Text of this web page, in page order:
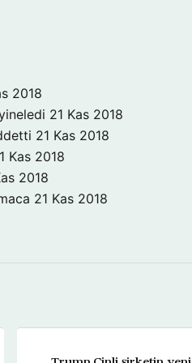
2018
21 Kas 2018
21 Kas 2018
Kas 2018
2018
21 Kas 2018